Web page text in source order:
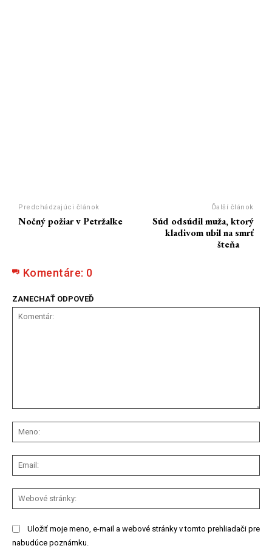
Predchádzajúci článok
Nočný požiar v Petržalke
Ďalší článok
Súd odsúdil muža, ktorý
kladivom ubil na smrť
šteňa
Komentáre: 0
ZANECHAŤ ODPOVEĎ
Uložiť moje meno, e-mail a webové stránky v tomto prehliadači pre
nabudúce poznámku.